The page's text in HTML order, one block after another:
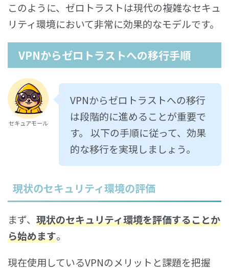
このように、ゼロトラストは現代の複雑なセキュ
リティ環境において非常に効果的なモデルです。
VPNからゼロトラストへの移行手順
セキュアモール
VPNからゼロトラストへの移行
は段階的に進めることが重要で
す。 以下の手順に従って、効果
的な移行を実現しましょう。
現状のセキュリティ環境の評価
まず、 現状のセキュリティ環境を評価することか
ら始めます。
現在使用しているVPNのメリットと課題を把握